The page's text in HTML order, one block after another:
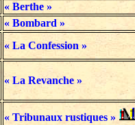
« Berthe »
« Bombard »
« La Confession »
« La Revanche »
« Tribunaux rustiques »